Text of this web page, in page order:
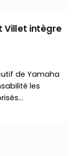
Villet intègre
de Yamaha
les